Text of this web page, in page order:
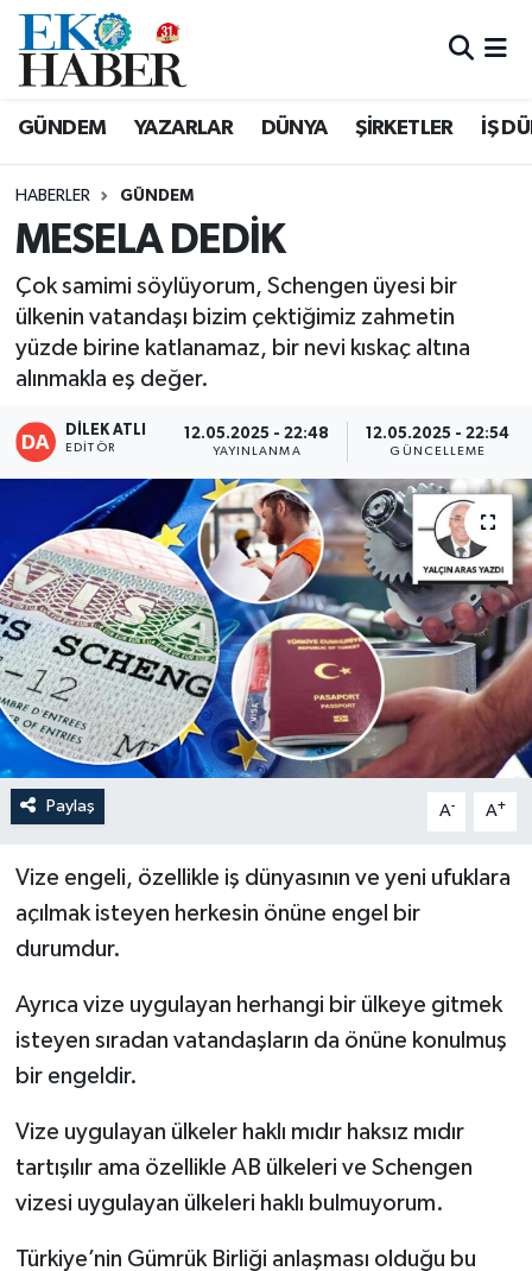
GÜNDEM YAZARLAR DÜNYA ŞİRKETLER İŞ
HABERLER GÜNDEM
MESELA DEDİK
Çok samimi söylüyorum, Schengen üyesi bir
ülkenin vatandaşı bizim çektiğimiz zahmetin
yüzde birine katlanamaz, bir nevi kıskaç altına
alınmakla eş değer.
DİLEK ATLI
EDITÖR
12.05.2025 - 22:48
YAYINLANMA
12.05.2025 - 22:54
GÜNCELLEME
Paylaş A- A+
Vize engeli, özellikle iş dünyasının ve yeni ufuklara
açılmak isteyen herkesin önüne engel bir
durumdur.
Ayrıca vize uygulayan herhangi bir ülkeye gitmek
isteyen sıradan vatandaşların da önüne konulmuş
bir engeldir.
Vize uygulayan ülkeler haklı mıdır haksız mıdır
tartışılır ama özellikle AB ülkeleri ve Schengen
vizesi uygulayan ülkeleri haklı bulmuyorum.
Türkiye’nin Gümrük Birliği anlaşması olduğu bu
Hava Durumu
Süper Lig Puan Durumu ve Fikstür
Son Dakika Haberleri
Haber Arşivi